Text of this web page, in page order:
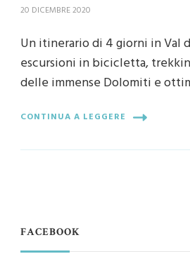
20 DICEMBRE 2020
Un itinerario di 4 giorni in Val
escursioni in bicicletta,
delle immense Dolomiti e
CONTINUA A LEGGERE
FACEBOOK